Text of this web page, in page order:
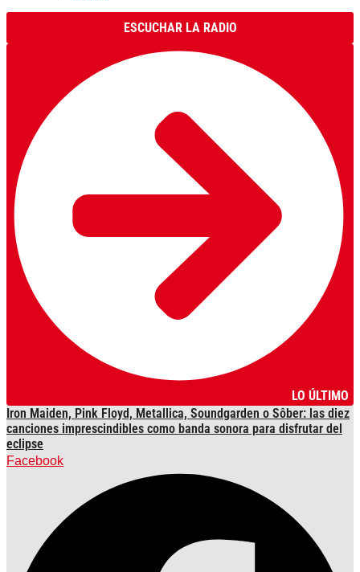
ESCUCHAR LA RADIO
LO ÚLTIMO
Iron Maiden, Pink Floyd, Metallica, Soundgarden o Sôber: las diez
canciones imprescindibles como banda sonora para disfrutar del
eclipse
Facebook